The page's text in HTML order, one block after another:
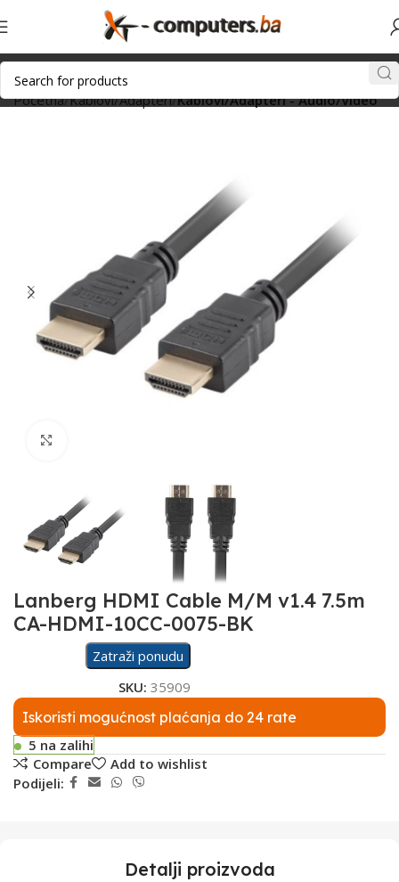
Početna Kablovi/Adapteri Kablovi/Adapteri - Audio/Video
Lanberg HDMI Cable M/M v1.4 7.5m
CA-HDMI-10CC-0075-BK
Zatraži ponudu
SKU: 35909
Iskoristi mogućnost plaćanja do 24 rate
5 na zalihi
Compare
Add to wishlist
Podijeli:
Detalji proizvoda